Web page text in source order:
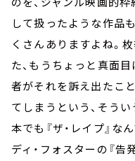
して扱ったような作品
くさんありますよね。
た、もうちょっと真面
者がそれを訴え出たこ
てしまうという、そう
本でも『ザ・レイプ』な
ディ・フォスターの『告